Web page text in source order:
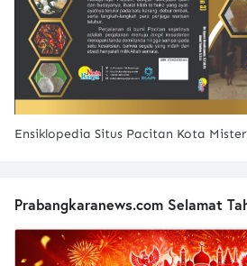
Ensiklopedia Situs Pacitan Kota
Prabangkaranews.com Selamat